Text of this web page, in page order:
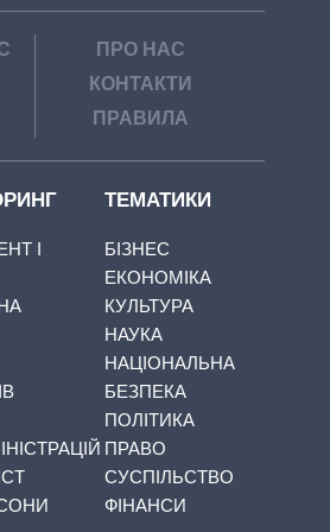
ПРО НАС
КОНТАКТИ
ПРАВИЛА
І
ТЕМАТИКИ
БІЗНЕС
ЕКОНОМІКА
КУЛЬТУРА
НАУКА
НАЦІОНАЛЬНА
БЕЗПЕКА
ПОЛІТИКА
ПРАВО
СУСПІЛЬСТВО
ФІНАНСИ